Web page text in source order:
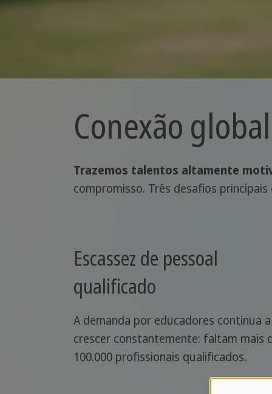
Conexão
Trazemos talentos altamente
compromisso. Três desafios
Escassez de pessoal
qualificado
A demanda por educadores continua a
crescer constantemente: faltam mais
100.000 profissionais qualificados.